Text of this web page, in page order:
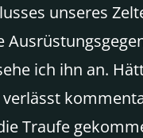
unseres
ich ihn an.
Traufe